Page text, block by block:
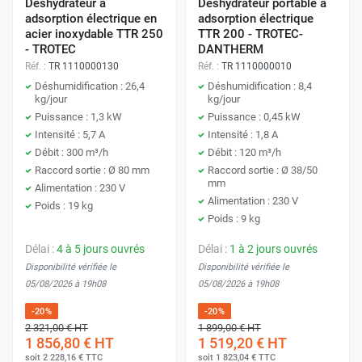
Environnements où le bruit est un facteur
important (chambres, bureaux).
nécessite souvent l'intervention d'un
professionnel.
Ils ne peuvent pas être
Cas d'utilisation typiques :
Grands espaces industriels (entrepôts, usines,
ateliers).
Salles de stockage (archives, musées).
Piscines intérieures.
Chantiers de construction (séchage après
2. Dimensionnez la Capacité (Litres/Jour)
selon le Volume
Volume de la
Pièce (Exemple)
Humidité
Modérée
(50-70%
Humidité Sévère
(> 70% HR,
Dégâts des eaux)
10 à 20
L/jour
20 à 30 L/jour
100 à 300 m³
20 à 50
50 à 80 L/jour
adsorption électrique en
acier inoxydable TTR 250
- TROTEC
Réf. : TR 1110000130
Déshumidification : 26,4
kg/jour
Puissance : 1,3 kW
Intensité : 5,7 A
Débit : 300 m³/h
Raccord sortie : Ø 80 mm
Alimentation : 230 V
Poids : 19 kg
Délai :4 à 5 jours ouvrés
Disponibilité vérifiée le
05/08/2026 à 19h08
-20%
2 321,00 €HT
1 856,80 € HT
soit 2 228,16 € TTC
adsorption électrique
TTR 200 - TROTEC-
DANTHERM
Réf. : TR 1110000010
Déshumidification : 8,4
kg/jour
Puissance : 0,45 kW
Intensité : 1,8 A
Débit : 120 m³/h
Raccord sortie : Ø 38/50
mm
Alimentation : 230 V
Poids : 9 kg
Délai : 1 à 2 jours ouvrés
Disponibilité vérifiée le
05/08/2026 à 19h08
-20%
1 899,00 €HT
1 519,20 € HT
soit 1 823,04 € TTC